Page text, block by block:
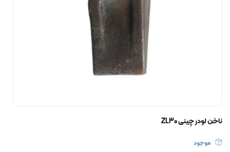
ناخن لودر چینی ZL30
موجود